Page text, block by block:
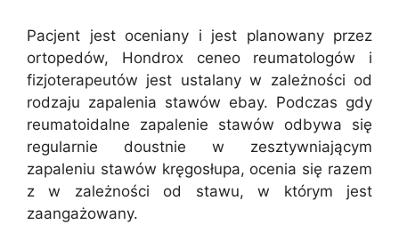
Pacjent jest oceniany i jest planowany przez
ortopedów, Hondrox ceneo reumatologów i
fizjoterapeutów jest ustalany w zależności od
rodzaju zapalenia stawów ebay. Podczas gdy
reumatoidalne zapalenie stawów odbywa się
regularnie doustnie w zesztywniającym
zapaleniu stawów kręgosłupa, ocenia się razem
z w zależności od stawu, w którym jest
zaangażowany.